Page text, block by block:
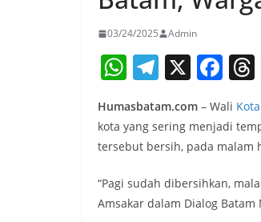
03/24/2025 Admin
W
h
at
s
p
T
e
gr
a
m
X F
a
c
e
o
Humasbatam.com – Wali
kota yang sering menjadi
tersebut bersih, pada malam
“Pagi sudah dibersihkan,
Amsakar dalam Dialog Batam